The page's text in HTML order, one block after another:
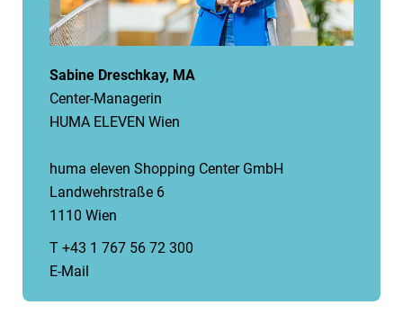
Sabine Dreschkay, MA
Center-Managerin
HUMA ELEVEN Wien
huma eleven Shopping Center GmbH
Landwehrstraße 6
1110 Wien
T +43 1 767 56 72 300
E-Mail